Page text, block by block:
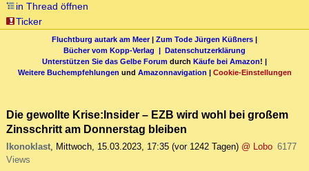
in Thread öffnen
Ticker
Fluchtburg autark am Meer| Zum Tode Jürgen Küßners |
Bücher vom Kopp-Verlag | Datenschutzerklärung
Unterstützen Sie das Gelbe Forum durch Käufe bei Amazon! |
Weitere Buchempfehlungen und Amazonnavigation | Cookie-Einstellungen
Die gewollte Krise:Insider – EZB wird wohl bei großem
Zinsschritt am Donnerstag bleiben
Ikonoklast, Mittwoch, 15.03.2023, 17:35 (vor 1242 Tagen) @ Lobo 6177
Views